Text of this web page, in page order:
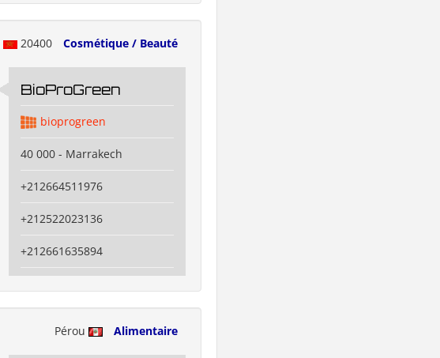
20400 Cosmétique / Beauté
BioProGreen
bioprogreen
40 000 - Marrakech
+212664511976
+212522023136
+212661635894
Pérou Alimentaire